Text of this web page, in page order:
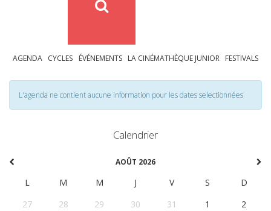
AGENDA CYCLES ÉVÉNEMENTS LA CINÉMATHÈQUE JUNIOR FESTIVALS
L'agenda ne contient aucune information pour les dates selectionnées
Calendrier
AOÛT 2026
L M M J V S
D
27
28 29 30 31 1
2